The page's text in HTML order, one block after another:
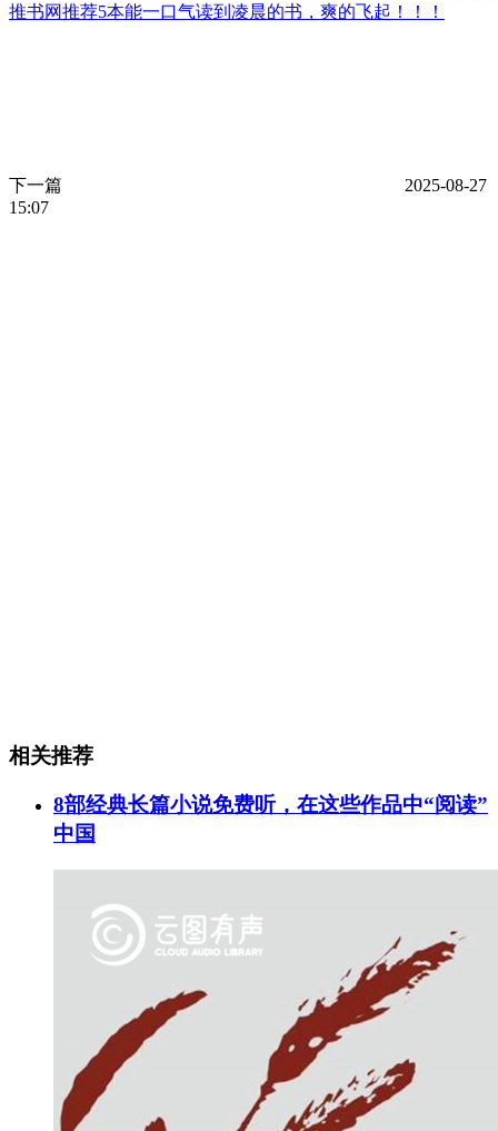
推书网推荐5本能一口气读到凌晨的书，爽的飞起！！！
下一篇
2025-08-27
15:07
相关推荐
8部经典长篇小说免费听，在这些作品中“阅读”
中国